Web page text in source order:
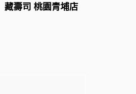
藏壽司 桃園青埔店